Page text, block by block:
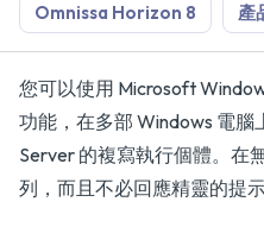
Omnissa Horizon 8 產
您可以使用 Microsoft
功能，在多部 Windows 電腦
Server 的複寫執行個體。在
列，而且不必回應精靈的提示